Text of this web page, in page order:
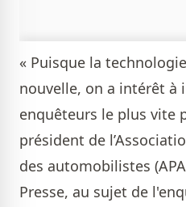
« Puisque la
nouvelle, on a intérêt à
enquêteurs le plus vite
président de
des automobilistes
Presse, au sujet de